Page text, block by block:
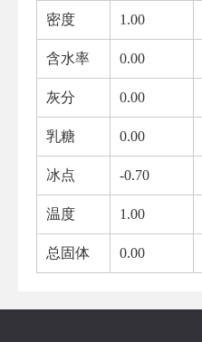
密度 1.00
含水率 0.00
灰分 0.00
乳糖 0.00
冰点 -0.70
温度 1.00
总固体 0.00